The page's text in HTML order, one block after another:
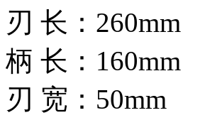
刃 长：260mm
柄 长：160mm
刃 宽：50mm